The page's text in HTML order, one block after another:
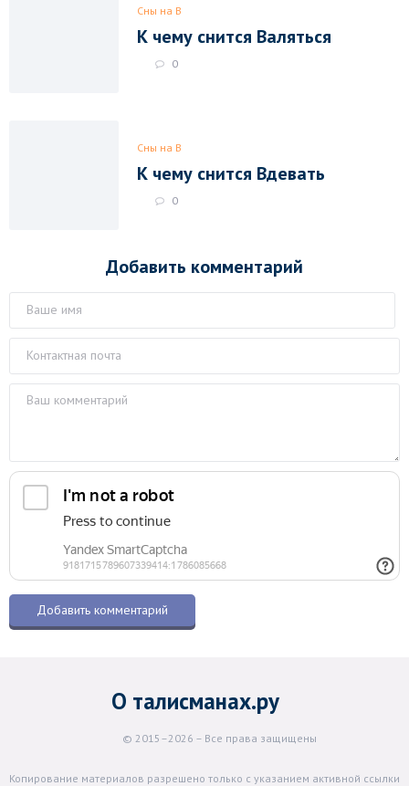
Сны на В
К чему снится Валяться
0
Сны на В
К чему снится Вдевать
0
Добавить комментарий
О талисманах.ру
© 2015–2026 – Все права защищены
Копирование материалов разрешено только с указанием активной ссылки